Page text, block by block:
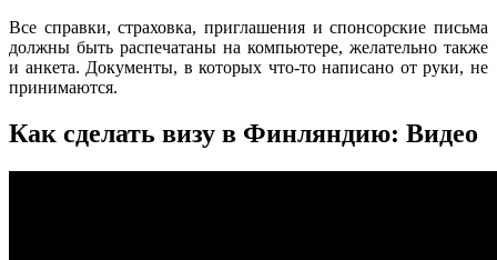
Все справки, страховка, приглашения и спонсорские письма
должны быть распечатаны на компьютере, желательно также
и анкета. Документы, в которых что-то написано от руки, не
принимаются.
Как сделать визу в Финляндию: Видео